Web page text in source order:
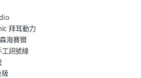
拜耳動力
海賽爾
訊號線